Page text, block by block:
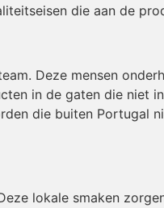
die aan de
Deze mensen
in de gaten die niet
die buiten Portugal
lokale smaken